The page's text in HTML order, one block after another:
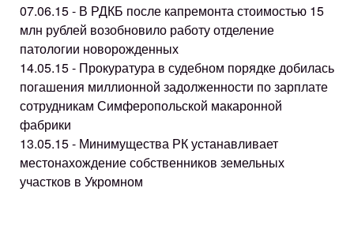
07.06.15 - В РДКБ после капремонта стоимостью 15
млн рублей возобновило работу отделение
патологии новорожденных
14.05.15 - Прокуратура в судебном порядке добилась
погашения миллионной задолженности по зарплате
сотрудникам Симферопольской макаронной
фабрики
13.05.15 - Минимущества РК устанавливает
местонахождение собственников земельных
участков в Укромном